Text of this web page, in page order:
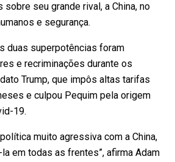
seu grande rival, a China, no
e segurança.
duas superpotências foram
e recriminações durante os
Trump, que impôs altas tarifas
e culpou Pequim pela origem
19.
muito agressiva com a China,
em todas as frentes”, afirma Adam